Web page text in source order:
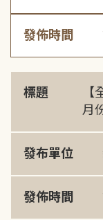
發佈時間
標題
月
發布單位
發佈時間